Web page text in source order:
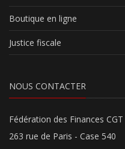
Boutique en ligne
Justice fiscale
NOUS CONTACTER
Fédération des Finances CGT
263 rue de Paris - Case 540